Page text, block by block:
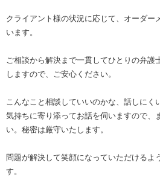
クライアント様の状況に応じて、オーダー
います。
ご相談から解決まで一貫してひとりの弁護
しますので、ご安心ください。
こんなこと相談していいのかな、話しにく
気持ちに寄り添ってお話を伺いますので、
い。秘密は厳守いたします。
問題が解決して笑顔になっていただけるよ
す。